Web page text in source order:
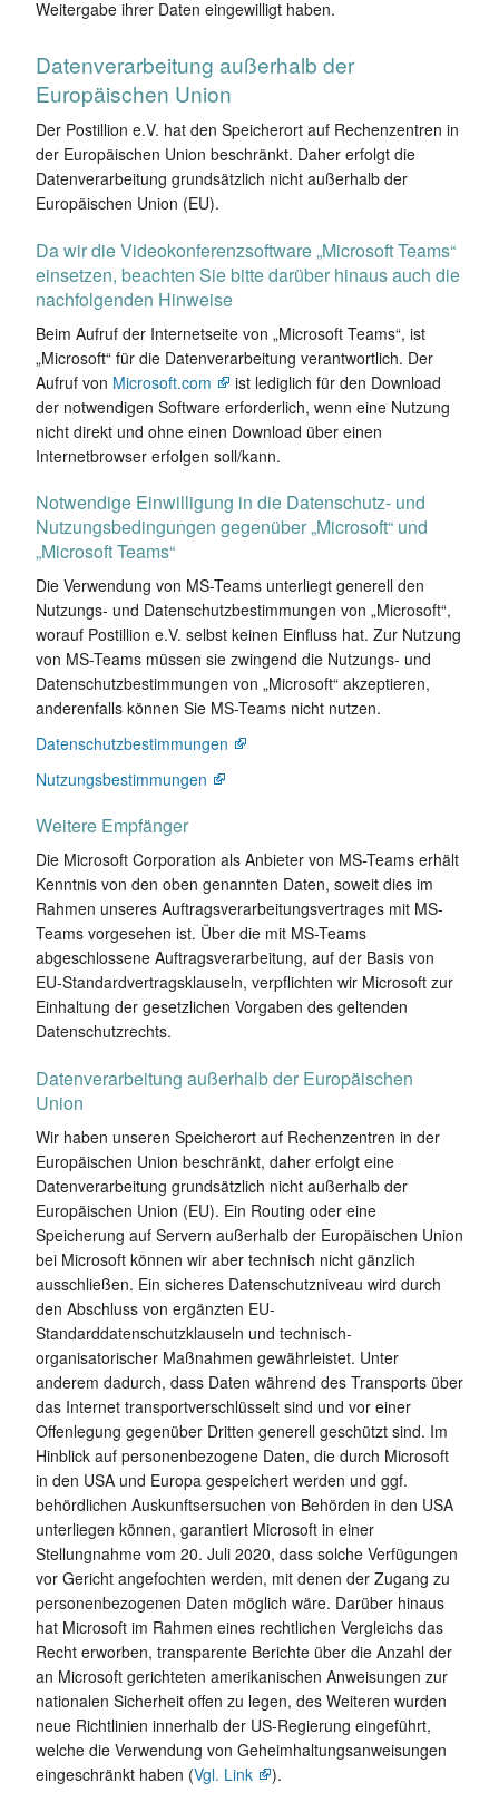
Weitergabe ihrer Daten eingewilligt haben.
Datenverarbeitung außerhalb der
Europäischen Union
Der Postillion e.V. hat den Speicherort auf Rechenzentren in
der Europäischen Union beschränkt. Daher erfolgt die
Datenverarbeitung grundsätzlich nicht außerhalb der
Europäischen Union (EU).
Da wir die Videokonferenzsoftware „Microsoft Teams“
einsetzen, beachten Sie bitte darüber hinaus auch die
nachfolgenden Hinweise
Beim Aufruf der Internetseite von „Microsoft Teams“, ist
„Microsoft“ für die Datenverarbeitung verantwortlich. Der
Aufruf von Microsoft.com
ist lediglich für den Download
der notwendigen Software erforderlich, wenn eine Nutzung
nicht direkt und ohne einen Download über einen
Internetbrowser erfolgen soll/kann.
Notwendige Einwilligung in die Datenschutz- und
Nutzungsbedingungen gegenüber „Microsoft“ und
„Microsoft Teams“
Die Verwendung von MS-Teams unterliegt generell den
Nutzungs- und Datenschutzbestimmungen von „Microsoft“,
worauf Postillion e.V. selbst keinen Einfluss hat. Zur Nutzung
von MS-Teams müssen sie zwingend die Nutzungs- und
Datenschutzbestimmungen von „Microsoft“ akzeptieren,
anderenfalls können Sie MS-Teams nicht nutzen.
Datenschutzbestimmungen
Nutzungsbestimmungen
Weitere Empfänger
Die Microsoft Corporation als Anbieter von MS-Teams erhält
Kenntnis von den oben genannten Daten, soweit dies im
Rahmen unseres Auftragsverarbeitungsvertrages mit MS-
Teams vorgesehen ist. Über die mit MS-Teams
abgeschlossene Auftragsverarbeitung, auf der Basis von
EU-Standardvertragsklauseln, verpflichten wir Microsoft zur
Einhaltung der gesetzlichen Vorgaben des geltenden
Datenschutzrechts.
Datenverarbeitung außerhalb der Europäischen
Union
Wir haben unseren Speicherort auf Rechenzentren in der
Europäischen Union beschränkt, daher erfolgt eine
Datenverarbeitung grundsätzlich nicht außerhalb der
Europäischen Union (EU). Ein Routing oder eine
Speicherung auf Servern außerhalb der Europäischen Union
bei Microsoft können wir aber technisch nicht gänzlich
ausschließen. Ein sicheres Datenschutzniveau wird durch
den Abschluss von ergänzten EU-
Standarddatenschutzklauseln und technisch-
organisatorischer Maßnahmen gewährleistet. Unter
anderem dadurch, dass Daten während des Transports über
das Internet transportverschlüsselt sind und vor einer
Offenlegung gegenüber Dritten generell geschützt sind. Im
Hinblick auf personenbezogene Daten, die durch Microsoft
in den USA und Europa gespeichert werden und ggf.
behördlichen Auskunftsersuchen von Behörden in den USA
unterliegen können, garantiert Microsoft in einer
Stellungnahme vom 20. Juli 2020, dass solche Verfügungen
vor Gericht angefochten werden, mit denen der Zugang zu
personenbezogenen Daten möglich wäre. Darüber hinaus
hat Microsoft im Rahmen eines rechtlichen Vergleichs das
Recht erworben, transparente Berichte über die Anzahl der
an Microsoft gerichteten amerikanischen Anweisungen zur
nationalen Sicherheit offen zu legen, des Weiteren wurden
neue Richtlinien innerhalb der US-Regierung eingeführt,
welche die Verwendung von Geheimhaltungsanweisungen
eingeschränkt haben (Vgl. Link ).